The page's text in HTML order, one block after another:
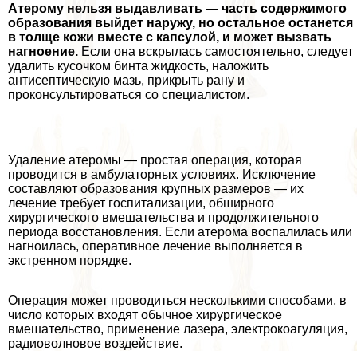
Атерому нельзя выдавливать — часть содержимого
образования выйдет наружу, но остальное останется
в толще кожи вместе с капсулой, и может вызвать
нагноение. Если она вскрылась самостоятельно, следует
удалить кусочком бинта жидкость, наложить
антисептическую мазь, прикрыть рану и
проконсультироваться со специалистом.
Удаление атеромы — простая операция, которая
проводится в амбулаторных условиях. Исключение
составляют образования крупных размеров — их
лечение требует госпитализации, обширного
хирургического вмешательства и продолжительного
периода восстановления. Если атерома воспалилась или
нагноилась, оперативное лечение выполняется в
экстренном порядке.
Операция может проводиться несколькими способами, в
число которых входят обычное хирургическое
вмешательство, применение лазера, электрокоагуляция,
радиоволновое воздействие.